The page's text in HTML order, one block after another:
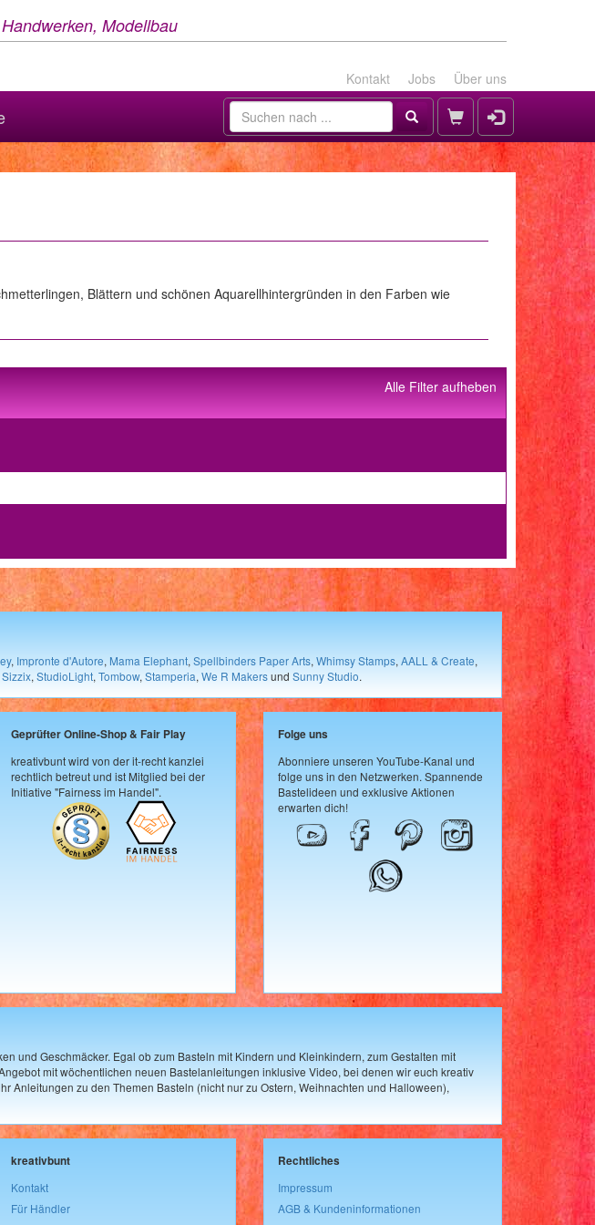
Modellbau
Kontakt Jobs Über uns
Blättern und schönen Aquarellhintergründen in den Farben wie
Alle Filter aufheben
, Impronte d'Autore, Mama Elephant, Spellbinders Paper Arts, Whimsy Stamps, AALL & Create,
Sizzix, StudioLight, Tombow, Stamperia, We R Makersund Sunny Studio.
Geprüfter Online-Shop & Fair Play
kreativbunt wird von der it-recht kanzlei
rechtlich betreut und ist Mitglied bei der
Initiative "Fairness im Handel".
Folge uns
Abonniere unseren YouTube-Kanal und
folge uns in den Netzwerken. Spannende
Bastelideen und exklusive Aktionen
erwarten dich!
und Geschmäcker. Egal ob zum Basteln mit Kindern und Kleinkindern, zum Gestalten mit
mit wöchentlichen neuen Bastelanleitungen inklusive Video, bei denen wir euch kreativ
zu den Themen Basteln (nicht nur zu Ostern, Weihnachten und Halloween),
kreativbunt
Kontakt
Für Händler
Rechtliches
Impressum
AGB & Kundeninformationen